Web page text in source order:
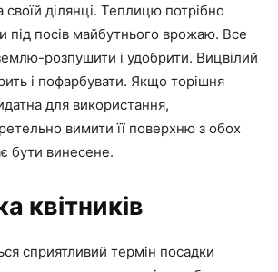
своїй ділянці. Теплицю потрібно
під посів майбутнього врожаю. Все
розпушити і удобрити. Вицвілий
і пофарбувати. Якщо торішня
для використання,
вимити її поверхню з обох
бути винесене.
квітників
сприятливий термін посадки